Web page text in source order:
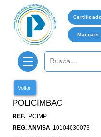
Manuais
Voltar
POLICIMBAC
REF.
PCIMP
REG. ANVISA 10104030073